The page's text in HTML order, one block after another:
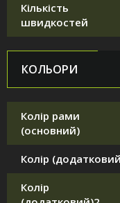
Кількість
швидкостей
КОЛЬОРИ
Колір рами
(основний)
Колір
Колір